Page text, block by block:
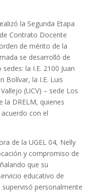
la Segunda Etapa
Contrato Docente
de mérito de la
se desarrolló de
la I.E. 2100 Juan
Bolívar, la I.E. Luis
(UCV) – sede Los
la DRELM, quienes
con el
de la UGEL 04, Nelly
y compromiso de
que su
educativo de
personalmente